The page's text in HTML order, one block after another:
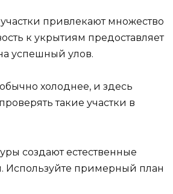
участки привлекают множество
к укрытиям предоставляет
успешный улов.
холоднее, и здесь
такие участки в
создают естественные
Используйте примерный план